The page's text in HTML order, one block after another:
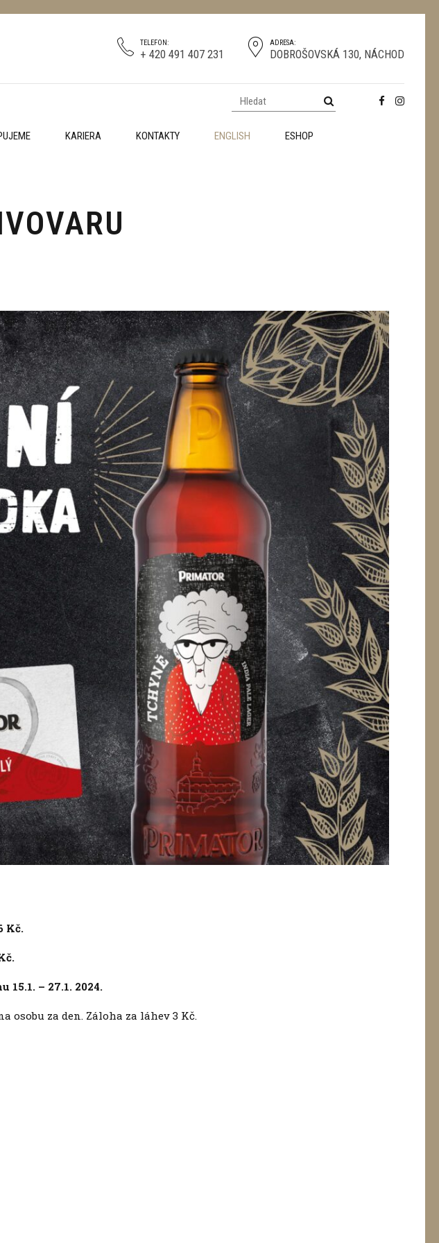
ADRESA:
DOBROŠOVSKÁ 130, NÁCHOD
TELEFON:
+ 420 491 407 231
KARIERA KONTAKTY ENGLISH ESHOP
Kč.
15.1. – 27.1. 2024.
osobu za den. Záloha za láhev 3 Kč.